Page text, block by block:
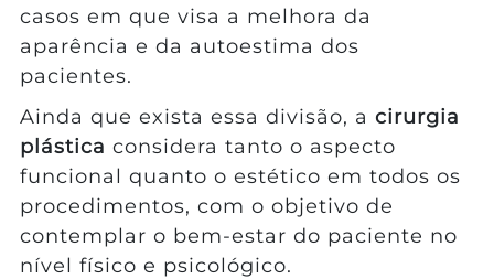
casos em que visa a melhora da
aparência e da autoestima dos
pacientes.
Ainda que exista essa divisão, a cirurgia
plástica considera tanto o aspecto
funcional quanto o estético em todos os
procedimentos, com o objetivo de
contemplar o bem-estar do paciente no
nível físico e psicológico.